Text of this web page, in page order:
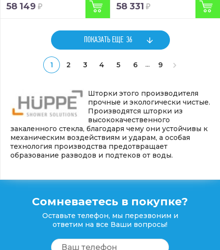
58 149 58 331
ПОКАЗАТЬ ЕЩЕ 36
1 2 3 4 5 6 ... 9
Шторки этого производителя
прочные и экологически чистые.
Производятся шторки из
высококачественного
закаленного стекла, благодаря чему они устойчивы к
механическим воздействиям и ударам, а особая
технология производства предотвращает
образование разводов и подтеков от воды.
Сомневаетесь в покупке?
Оставьте телефон, мы перезвоним и
ответим на все Ваши вопросы!